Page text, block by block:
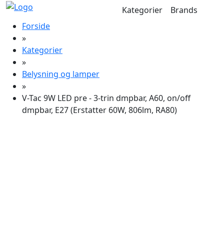
Kategorier
Brands
Forside
»
Kategorier
»
Belysning og lamper
»
V-Tac 9W LED pre - 3-trin dmpbar, A60, on/off
dmpbar, E27 (Erstatter 60W, 806lm, RA80)